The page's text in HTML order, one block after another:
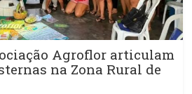
Agroflor articulam
na Zona Rural de